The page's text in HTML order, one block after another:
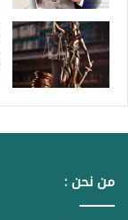
من نحن :